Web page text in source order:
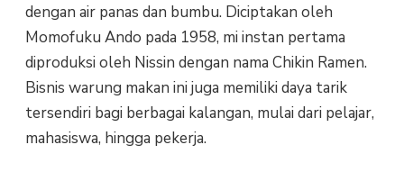
dengan air panas dan bumbu. Diciptakan oleh
Momofuku Ando pada 1958, mi instan pertama
diproduksi oleh Nissin dengan nama Chikin Ramen.
Bisnis warung makan ini juga memiliki daya tarik
tersendiri bagi berbagai kalangan, mulai dari pelajar,
mahasiswa, hingga pekerja.